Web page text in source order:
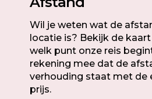
Wil je weten wat de
locatie is? Bekijk de
welk punt onze reis
rekening mee dat de
verhouding staat met de
prijs.